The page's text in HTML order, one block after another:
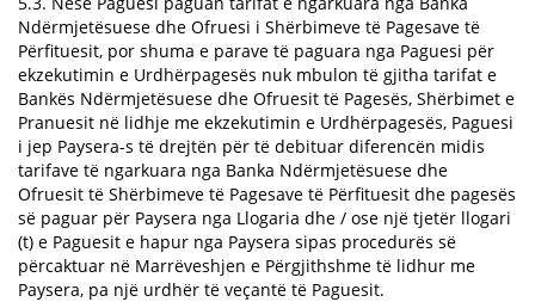
Ndërmjetësuese dhe Ofruesi i Shërbimeve të Pagesave të
Përfituesit, por shuma e parave të paguara nga Paguesi për
ekzekutimin e Urdhërpagesës nuk mbulon të gjitha tarifat e
Bankës Ndërmjetësuese dhe Ofruesit të Pagesës, Shërbimet e
Pranuesit në lidhje me ekzekutimin e Urdhërpagesës, Paguesi
i jep Paysera-s të drejtën për të debituar diferencën midis
tarifave të ngarkuara nga Banka Ndërmjetësuese dhe
Ofruesit të Shërbimeve të Pagesave të Përfituesit dhe pagesës
së paguar për Paysera nga Llogaria dhe / ose një tjetër llogari
(t) e Paguesit e hapur nga Paysera sipas procedurës së
përcaktuar në Marrëveshjen e Përgjithshme të lidhur me
Paysera, pa një urdhër të veçantë të Paguesit.